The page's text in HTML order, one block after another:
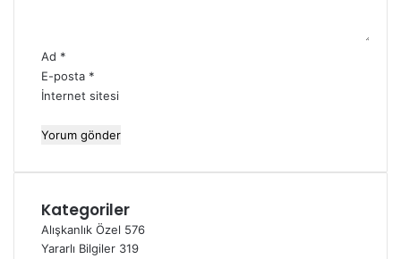
Ad *
E-posta *
İnternet sitesi
Kategoriler
Alışkanlık Özel 576
Yararlı Bilgiler 319